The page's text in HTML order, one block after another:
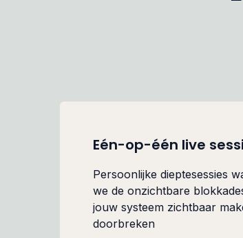
Eén-op-één live
Persoonlijke dieptesessies
we de onzichtbare
jouw systeem zichtbaar
doorbreken